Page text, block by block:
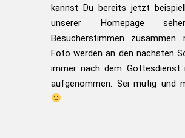
kannst Du bereits jetzt
unserer Homepage
Besucherstimmen zusammen
Foto werden an den nächsten
immer nach dem Gottesdienst
aufgenommen. Sei mutig und